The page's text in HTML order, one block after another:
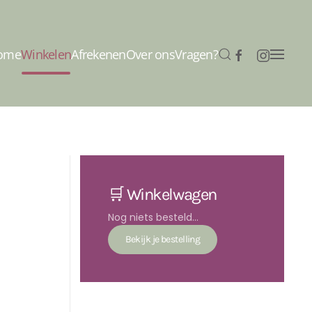
WinkelenAfrekenenOver onsVragen?
🛒 Winkelwagen
Nog niets besteld...